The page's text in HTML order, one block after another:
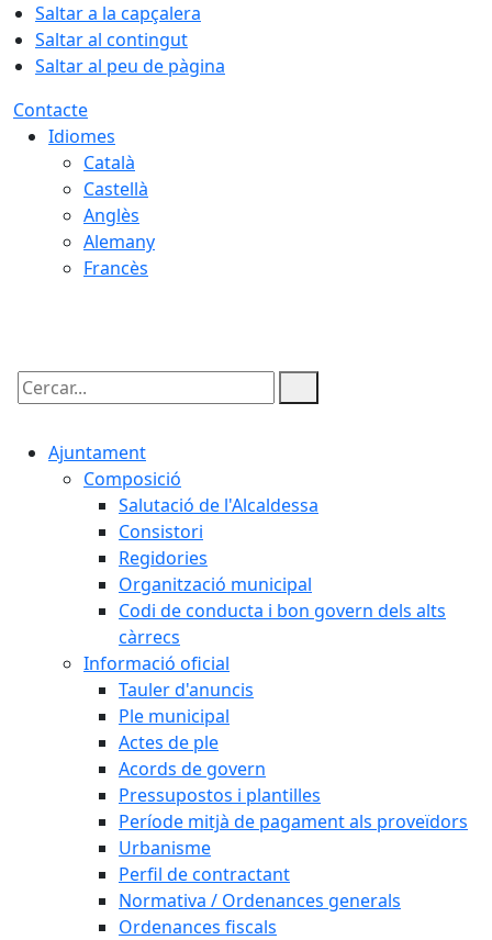
Saltar a la capçalera
Saltar al contingut
Saltar al peu de pàgina
Contacte
Idiomes
Català
Castellà
Anglès
Alemany
Francès
Cercar:
Ajuntament
Composició
Salutació de l'Alcaldessa
Consistori
Regidories
Organització municipal
Codi de conducta i bon govern dels alts
càrrecs
Informació oficial
Tauler d'anuncis
Ple municipal
Actes de ple
Acords de govern
Pressupostos i plantilles
Període mitjà de pagament als proveïdors
Urbanisme
Perfil de contractant
Normativa / Ordenances generals
Ordenances fiscals